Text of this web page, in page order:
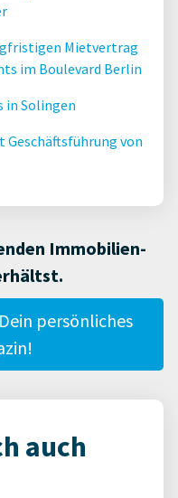
Mietvertrag
im Boulevard Berlin
in Solingen
von
Immobilien-
persönliches
auch